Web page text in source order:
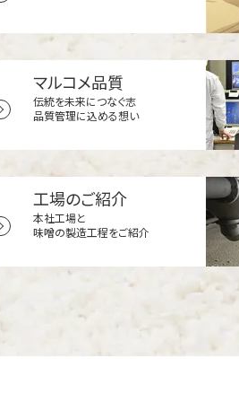
マルコメ品質
伝統を未来につなぐ志
品質管理に込める想い
工場のご紹介
本社工場と
味噌の製造工程をご紹介